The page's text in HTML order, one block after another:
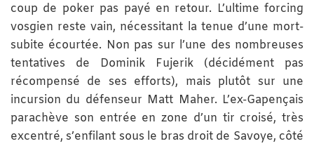
coup de poker pas payé en retour. L’ultime forcing
vosgien reste vain, nécessitant la tenue d’une mort-
subite écourtée. Non pas sur l’une des nombreuses
tentatives de Dominik Fujerik (décidément pas
récompensé de ses efforts), mais plutôt sur une
incursion du défenseur Matt Maher. L’ex-Gapençais
parachève son entrée en zone d’un tir croisé, très
excentré, s’enfilant sous le bras droit de Savoye, côté